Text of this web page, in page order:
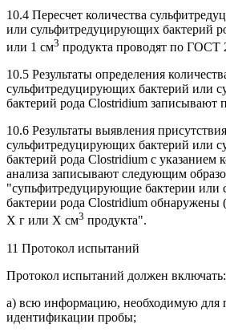
10.4 Пересчет количества
или сульфитредуцирующих бактерий
или 1 см3 продукта проводят по ГОСТ
10.5 Результаты определения
сульфитредуцирующих бактерий или
бактерий рода Clostridium
10.6 Результаты выявления
сульфитредуцирующих бактерий или
бактерий рода Clostridium с указанием
анализа записывают следующим
"супьфитредуцирующие бактерии или
бактерии рода Clostridium
X г или X см3 продукта".
11 Протокол испытаний
Протокол испытаний должен включать:
a) всю информацию, необходимую для
идентификации пробы;